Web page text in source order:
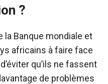
?
Banque mondiale et
africains à faire face
qu’ils ne fassent
de problèmes